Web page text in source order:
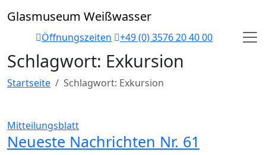
toGlasmuseum Weißwasser
Öffnungszeiten +49 (0) 3576 20 40 00
Schlagwort: Exkursion
Startseite Schlagwort: Exkursion
Mitteilungsblatt
Neueste Nachrichten Nr. 61